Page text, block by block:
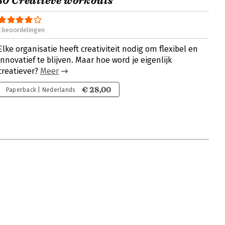
beoordelingen
organisatie heeft creativiteit nodig om flexibel en
te blijven. Maar hoe word je eigenlijk
Meer
Paperback | Nederlands € 28,00